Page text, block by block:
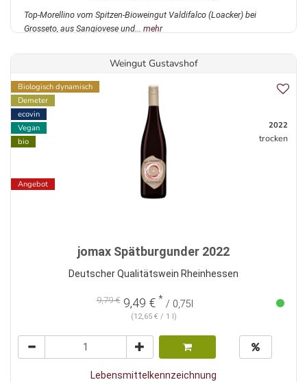
Top-Morellino vom Spitzen-Bioweingut Valdifalco (Loacker) bei
Grosseto, aus Sangiovese und... mehr
Weingut Gustavshof
Biologisch dynamisch
Demeter
ecovin
Vegan
bio
Angebot
2022
trocken
jomax Spätburgunder 2022
Deutscher Qualitätswein Rheinhessen
9,79 €9,49 € * / 0,75l
(12,65 € / 1 l)
Lebensmittelkennzeichnung